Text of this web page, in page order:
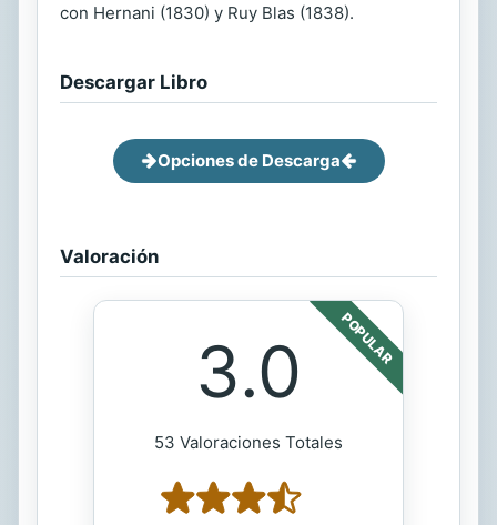
con Hernani (1830) y Ruy Blas (1838).
Descargar Libro
Opciones de Descarga
Valoración
POPULAR
3.0
53 Valoraciones Totales